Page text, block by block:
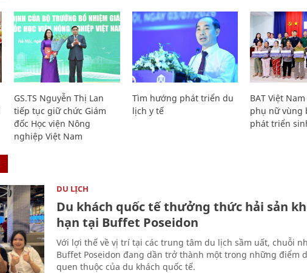
GS.TS Nguyễn Thị Lan
tiếp tục giữ chức Giám
đốc Học viện Nông
nghiệp Việt Nam
Tìm hướng phát triển du
lịch y tế
BAT Việt
phụ nữ vùng
phát triển
DU LỊCH
Du khách quốc tế thưởng thức hải sản
hạn tại Buffet Poseidon
Với lợi thế về vị trí tại các trung tâm du lịch sầm uất, chuỗi
Buffet Poseidon đang dần trở thành một trong những điểm
quen thuộc của du khách quốc tế.